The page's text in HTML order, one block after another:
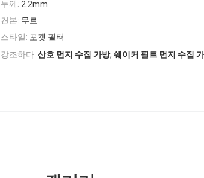
두께: 2.2mm
견본: 무료
스타일: 포켓 필터
강조하다: 산호 먼지 수집 가방, 쉐이커 필트 먼지 수집